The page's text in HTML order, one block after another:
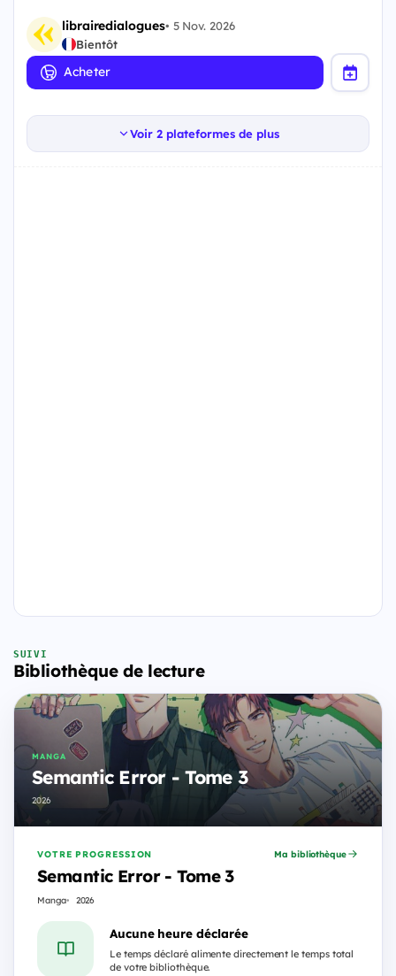
librairedialogues• 5 Nov. 2026
Bientôt
Acheter
Voir 2 plateformes de plus
SUIVI
Bibliothèque de lecture
MANGA
Semantic Error - Tome 3
2026
VOTRE PROGRESSION
Semantic Error - Tome 3
Manga 2026
Ma bibliothèque
Aucune heure déclarée
Le temps déclaré alimente directement le temps total
de votre bibliothèque.